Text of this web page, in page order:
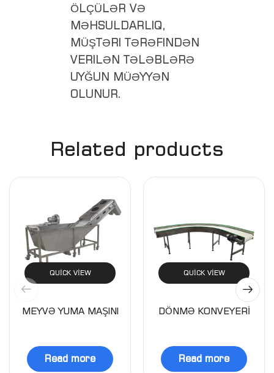
ÖLÇÜLƏR VƏ
MƏHSULDARLIQ,
MÜŞTƏRI TƏRƏFINDƏN
VERILƏN TƏLƏBLƏRƏ
UYĞUN MÜƏYYƏN
OLUNUR.
Related products
QUICK VIEW
MEYVƏ YUMA MAŞINI
Read more
QUICK VIEW
DÖNMƏ KONVEYERİ
Read more